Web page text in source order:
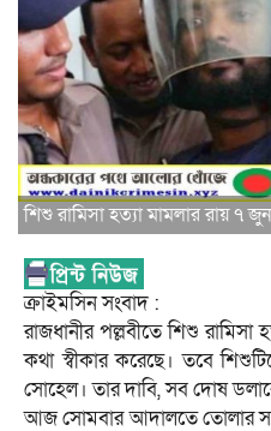
শিশু রামিসা হত্যা মামলার রায় ৭ জুন
ক্রাইমসিন সংবাদ :
রাজধানীর পল্লবীতে শিশু রামিসা
কথা স্বীকার করেছে। তবে
সোহেল। তার দাবি, সব দোষ
আজ সোমবার আদালতে তোলার